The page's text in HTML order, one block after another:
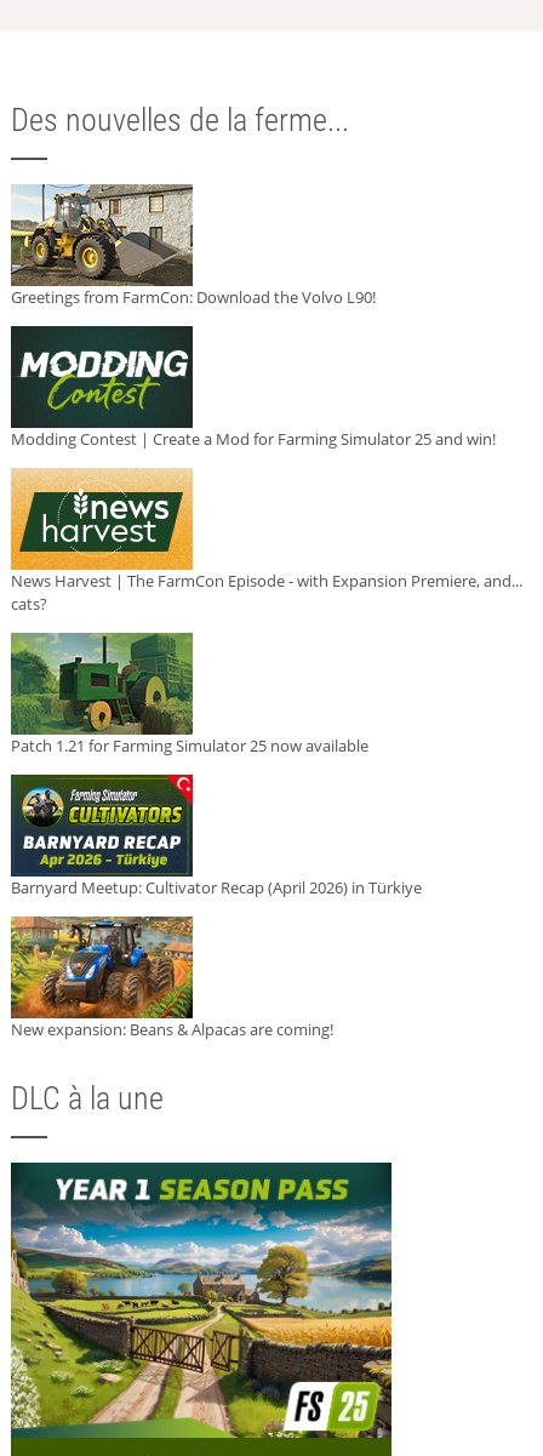
Des nouvelles de la ferme...
Greetings from FarmCon: Download the Volvo L90!
Modding Contest | Create a Mod for Farming Simulator 25 and win!
News Harvest | The FarmCon Episode - with Expansion Premiere, and...
cats?
Patch 1.21 for Farming Simulator 25 now available
Barnyard Meetup: Cultivator Recap (April 2026) in Türkiye
New expansion: Beans & Alpacas are coming!
DLC à la une